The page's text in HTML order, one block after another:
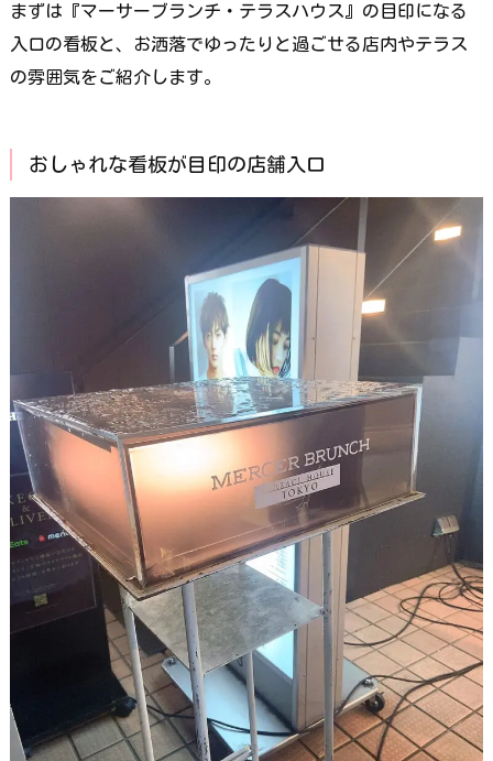
まずは『マーサーブランチ・テラスハウス』の目印になる
入口の看板と、お洒落でゆったりと過ごせる店内やテラス
の雰囲気をご紹介します。
おしゃれな看板が目印の店舗入口